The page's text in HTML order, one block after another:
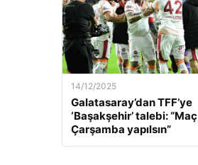
14/12/2025
Galatasaray’dan TFF’ye
‘Başakşehir’ talebi: “Maç
Çarşamba yapılsın”